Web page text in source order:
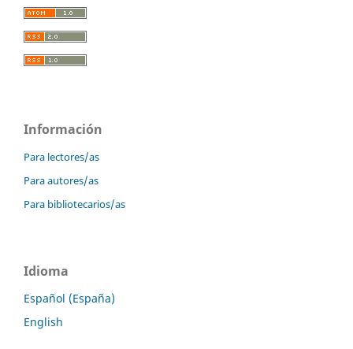
Información
Para lectores/as
Para autores/as
Para bibliotecarios/as
Idioma
Español (España)
English